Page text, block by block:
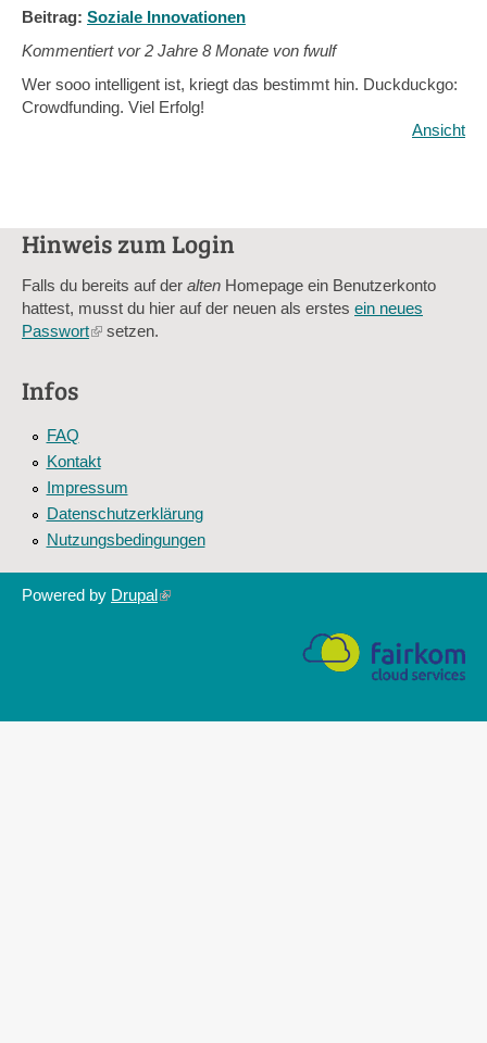
Beitrag: Soziale Innovationen
Kommentiert vor2 Jahre 8 Monate von fwulf
Wer sooo intelligent ist, kriegt das bestimmt hin. Duckduckgo:
Crowdfunding. Viel Erfolg!
Ansicht
Hinweis zum Login
Falls du bereits auf der alten Homepage ein Benutzerkonto
hattest, musst du hier auf der neuen als erstes ein neues
Passwort(linksetzen.
Infos
FAQ
Kontakt
Impressum
Datenschutzerklärung
Nutzungsbedingungen
Powered by Drupal(link